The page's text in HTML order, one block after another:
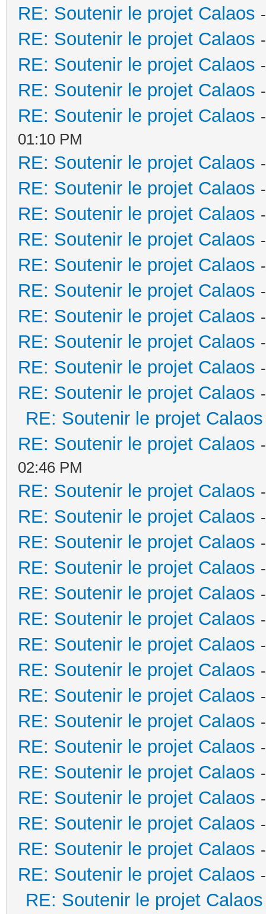
RE: Soutenir le projet Calaos
RE: Soutenir le projet Calaos
RE: Soutenir le projet Calaos
RE: Soutenir le projet Calaos
RE: Soutenir le projet Calaos
01:10 PM
RE: Soutenir le projet Calaos
RE: Soutenir le projet Calaos
RE: Soutenir le projet Calaos
RE: Soutenir le projet Calaos
RE: Soutenir le projet Calaos
RE: Soutenir le projet Calaos
RE: Soutenir le projet Calaos
RE: Soutenir le projet Calaos
RE: Soutenir le projet Calaos
RE: Soutenir le projet Calaos
RE: Soutenir le projet Calaos
RE: Soutenir le projet Calaos
02:46 PM
RE: Soutenir le projet Calaos
RE: Soutenir le projet Calaos
RE: Soutenir le projet Calaos
RE: Soutenir le projet Calaos
RE: Soutenir le projet Calaos
RE: Soutenir le projet Calaos
RE: Soutenir le projet Calaos
RE: Soutenir le projet Calaos
RE: Soutenir le projet Calaos
RE: Soutenir le projet Calaos
RE: Soutenir le projet Calaos
RE: Soutenir le projet Calaos
RE: Soutenir le projet Calaos
RE: Soutenir le projet Calaos
RE: Soutenir le projet Calaos
RE: Soutenir le projet Calaos
RE: Soutenir le projet Calaos